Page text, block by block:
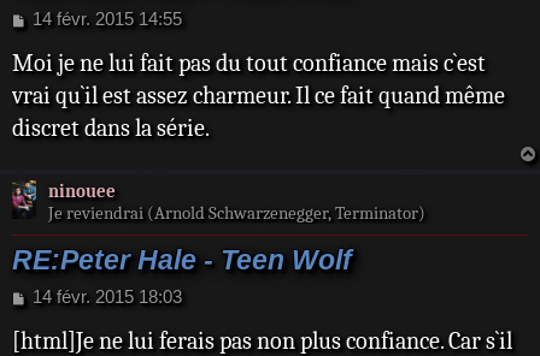
M
s
a
g
14 févr. 2015 14:55
Moi je ne lui fait pas du tout confiance mais c`est
vrai qu`il est assez charmeur. Il ce fait quand même
discret dans la série.
ninouee
Je reviendrai (Arnold Schwarzenegger, Terminator)
RE:Peter Hale - Teen Wolf
M
s
14 févr. 2015 18:03
[html]Je ne lui ferais pas non plus confiance. Car s`il